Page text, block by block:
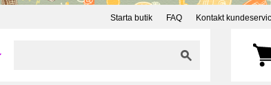
Starta butik FAQ Kontakt